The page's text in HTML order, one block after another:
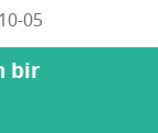
05
bir